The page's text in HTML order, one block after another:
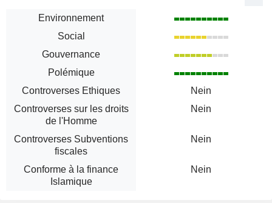
Environnement
Social
Gouvernance
Polémique
Controverses Ethiques
Nein
Controverses sur les droits
de l'Homme
Nein
Controverses Subventions
fiscales
Nein
Conforme à la finance
Islamique
Nein